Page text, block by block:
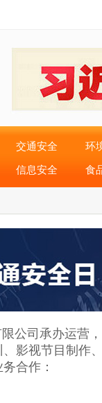
交通安全 环
信息安全 食
公司承办运营
影视节目制作
合作：